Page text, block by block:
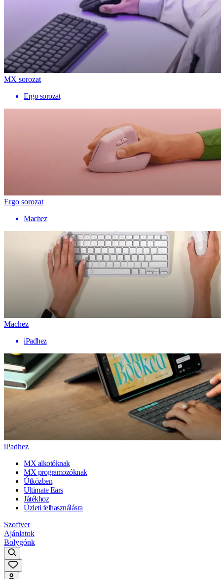
MX sorozat
Ergo sorozat
Ergo sorozat
Machez
Machez
iPadhez
iPadhez
MX alkotóknak
MX programozóknak
Útközben
Ultimate Ears
Játékhoz
Üzleti felhasználásra
Szoftver
Ajánlatok
Bolygónk